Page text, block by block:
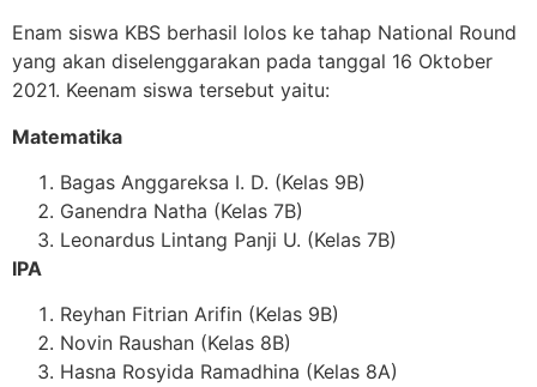
Enam siswa KBS berhasil lolos ke tahap National Round
yang akan diselenggarakan pada tanggal 16 Oktober
2021. Keenam siswa tersebut yaitu:
Matematika
Bagas Anggareksa I. D. (Kelas 9B)
Ganendra Natha (Kelas 7B)
Leonardus Lintang Panji U. (Kelas 7B)
IPA
Reyhan Fitrian Arifin (Kelas 9B)
Novin Raushan (Kelas 8B)
Hasna Rosyida Ramadhina (Kelas 8A)